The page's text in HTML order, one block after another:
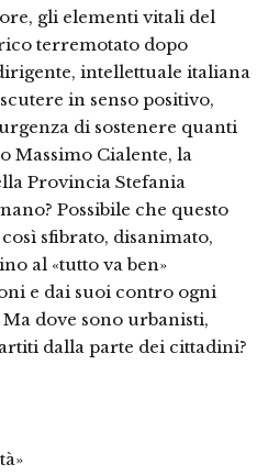
gli elementi vitali del
terremotato dopo
intellettuale italiana
in senso positivo,
di sostenere quanti
Massimo Cialente, la
Provincia Stefania
Possibile che questo
sfibrato, disanimato,
al «tutto va ben»
e dai suoi contro ogni
dove sono urbanisti,
dalla parte dei cittadini?